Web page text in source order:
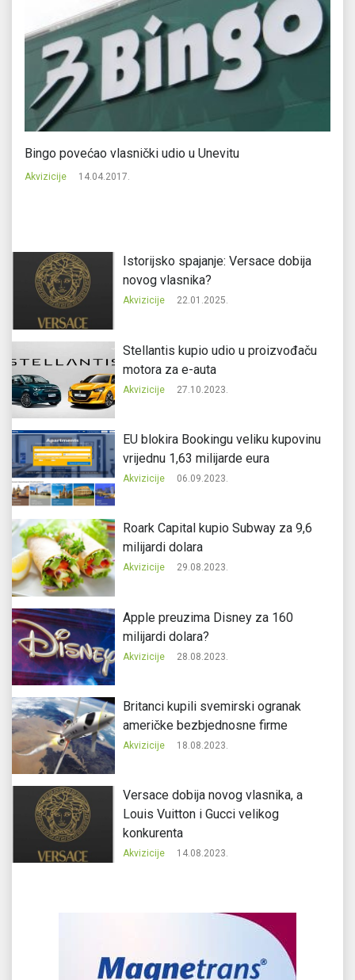
Bingo povećao vlasnički udio u Unevitu
Akvizicije 14.04.2017.
Istorijsko spajanje: Versace dobija
novog vlasnika?
Akvizicije 22.01.2025.
Stellantis kupio udio u proizvođaču
motora za e-auta
Akvizicije 27.10.2023.
EU blokira Bookingu veliku kupovinu
vrijednu 1,63 milijarde eura
Akvizicije 06.09.2023.
Roark Capital kupio Subway za 9,6
milijardi dolara
Akvizicije 29.08.2023.
Apple preuzima Disney za 160
milijardi dolara?
Akvizicije 28.08.2023.
Britanci kupili svemirski ogranak
američke bezbjednosne firme
Akvizicije 18.08.2023.
Versace dobija novog vlasnika, a
Louis Vuitton i Gucci velikog
konkurenta
Akvizicije 14.08.2023.